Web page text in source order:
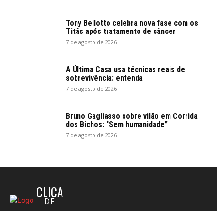
Tony Bellotto celebra nova fase com os
Titãs após tratamento de câncer
7 de agosto de 2026
A Última Casa usa técnicas reais de
sobrevivência: entenda
7 de agosto de 2026
Bruno Gagliasso sobre vilão em Corrida
dos Bichos: “Sem humanidade”
7 de agosto de 2026
CLICA
DF